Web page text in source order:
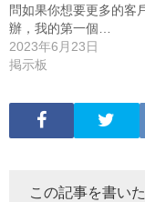
問如果你想要更多的客
辦，我的第一個…
2023年6月23日
掲示板
この記事を書いた